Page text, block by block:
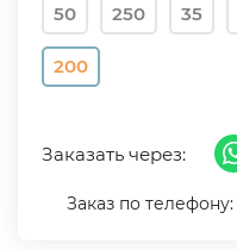
50 250 35
200
Заказать через:
Заказ по телефону: